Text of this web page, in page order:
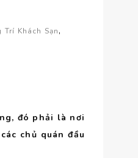
Khách Sạn,
đó phải là nơi
chủ quán đầu